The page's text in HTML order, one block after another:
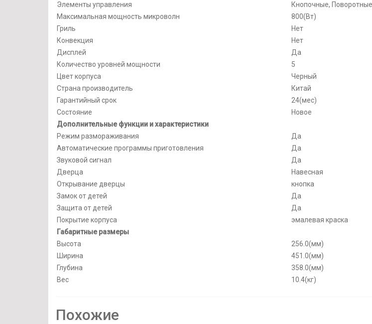
Элементы управления
Кнопочные, Поворотные
Максимальная мощность микроволн
800(Вт)
Гриль
Нет
Конвекция
Нет
Дисплей
Да
Количество уровней мощности
5
Цвет корпуса
Черный
Страна производитель
Китай
Гарантийный срок
24(мес)
Состояние
Новое
Дополнительные функции и характеристики
Режим размораживания
Да
Автоматические программы приготовления
Да
Звуковой сигнал
Да
Дверца
Навесная
Открывание дверцы
кнопка
Замок от детей
Да
Защита от детей
Да
Покрытие корпуса
эмалевая краска
Габаритные размеры
Высота
256.0(мм)
Ширина
451.0(мм)
Глубина
358.0(мм)
Вес
10.4(кг)
Похожие